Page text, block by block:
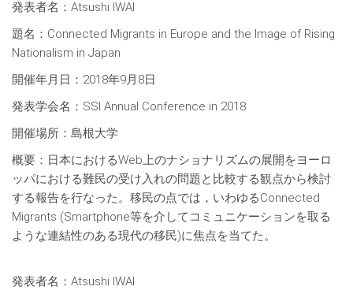
発表者名：Atsushi IWAI
題名：Connected Migrants in Europe and the Image of Rising
Nationalism in Japan
開催年月日：2018年9月8日
発表学会名：SSI Annual Conference in 2018
開催場所：島根大学
概要：日本におけるWeb上のナショナリズムの展開をヨーロ
ッパにおける難民の受け入れの問題と比較する観点から検討
する報告を行なった。移民の点では，いわゆるConnected
Migrants (Smartphone等を介してコミュニケーションを取る
ような連結性のある現代の移民)に焦点を当てた。
発表者名：Atsushi IWAI